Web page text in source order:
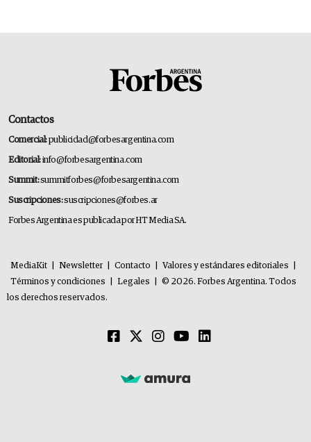
Contactos
Comercial:publicidad@forbesargentina.com
Editorial:info@forbesargentina.com
Summit:summitforbes@forbesargentina.com
Suscripciones:suscripciones@forbes.ar
Forbes Argentina es publicada por HT Media SA.
MediaKit Newsletter Contacto Valores y estándares editoriales
Términos y condiciones
Legales
© 2026. Forbes Argentina. Todos
los derechos reservados.